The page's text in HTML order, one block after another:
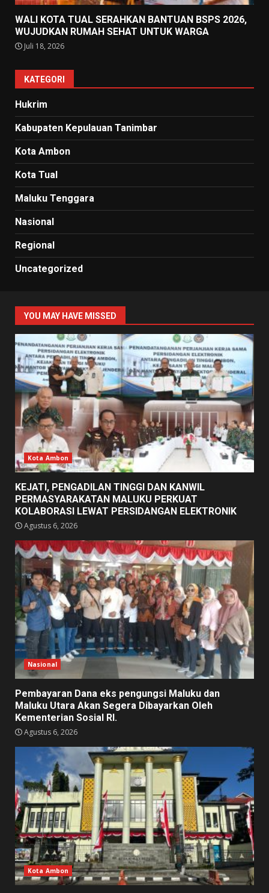
WALI KOTA TUAL SERAHKAN BANTUAN BSPS 2026,
WUJUDKAN RUMAH SEHAT UNTUK WARGA
Juli 18, 2026
KATEGORI
Hukrim
Kabupaten Kepulauan Tanimbar
Kota Ambon
Kota Tual
Maluku Tenggara
Nasional
Regional
Uncategorized
YOU MAY HAVE MISSED
Kota Ambon
KEJATI, PENGADILAN TINGGI DAN KANWIL
PERMASYARAKATAN MALUKU PERKUAT
KOLABORASI LEWAT PERSIDANGAN ELEKTRONIK
Agustus 6, 2026
Nasional
Pembayaran Dana eks pengungsi Maluku dan
Maluku Utara Akan Segera Dibayarkan Oleh
Kementerian Sosial RI.
Agustus 6, 2026
Kota Ambon